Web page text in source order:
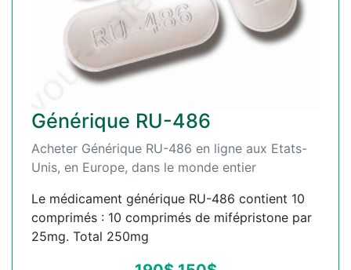
Générique RU-486
Acheter Générique RU-486 en ligne aux Etats-
Unis, en Europe, dans le monde entier
Le médicament générique RU-486 contient 10
comprimés : 10 comprimés de mifépristone par
25mg. Total 250mg